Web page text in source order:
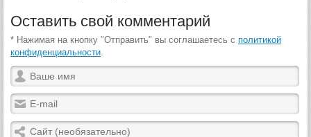
Оставить свой комментарий
* Нажимая на кнопку "Отправить" вы соглашаетесь с политикой
конфиденциальности.